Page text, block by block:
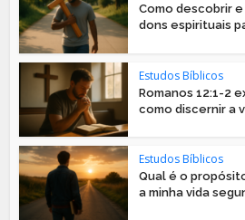
Como descobrir e
dons espirituais
Estudos Bíblicos
Romanos 12:1-2
como discernir a
Estudos Bíblicos
Qual é o
a minha vida